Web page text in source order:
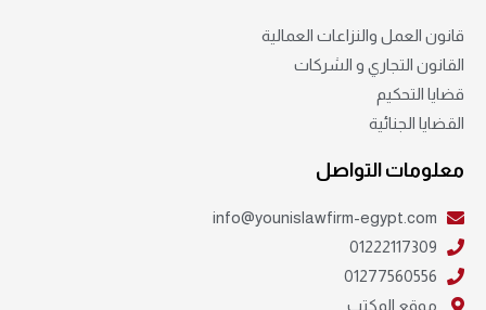
قانون العمل والنزاعات العمالية
القانون التجاري و الشركات
قضايا التحكيم
القضايا الجنائية
معلومات التواصل
info@younislawfirm-egypt.com
01222117309
01277560556
موقع المكتب